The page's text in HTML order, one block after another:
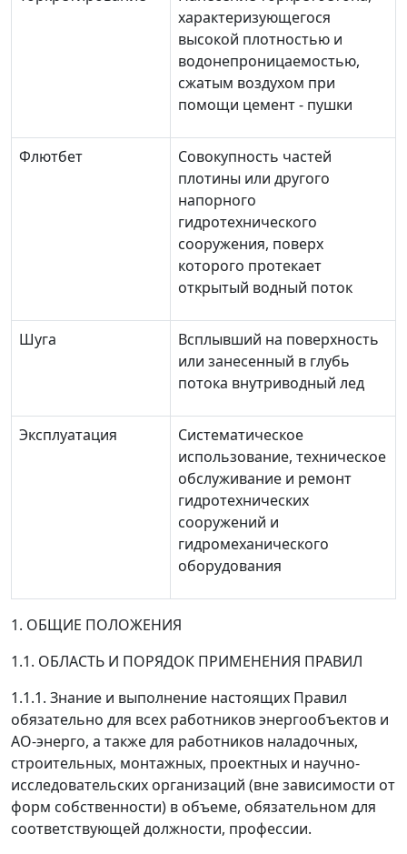
характеризующегося
высокой плотностью и
водонепроницаемостью,
сжатым воздухом при
помощи цемент - пушки
Флютбет
Совокупность частей
плотины или другого
напорного
гидротехнического
сооружения, поверх
которого протекает
открытый водный поток
Шуга
Всплывший на поверхность
или занесенный в глубь
потока внутриводный лед
Эксплуатация
Систематическое
использование, техническое
обслуживание и ремонт
гидротехнических
сооружений и
гидромеханического
оборудования
1. ОБЩИЕ ПОЛОЖЕНИЯ
1.1. ОБЛАСТЬ И ПОРЯДОК ПРИМЕНЕНИЯ ПРАВИЛ
1.1.1. Знание и выполнение настоящих Правил
обязательно для всех работников энергообъектов и
АО-энерго, а также для работников наладочных,
строительных, монтажных, проектных и научно-
исследовательских организаций (вне зависимости от
форм собственности) в объеме, обязательном для
соответствующей должности, профессии.